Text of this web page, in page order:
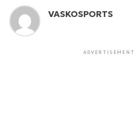
VASKOSPORTS
ADVERTISEMENT